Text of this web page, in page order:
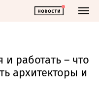
и работать – что
архитекторы и